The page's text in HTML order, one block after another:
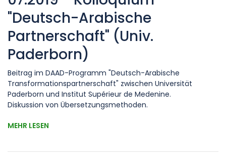
"Deutsch-Arabische
Partnerschaft" (Univ.
Paderborn)
Beitrag im DAAD-Programm "Deutsch-Arabische
Transformationspartnerschaft" zwischen Universität
Paderborn und Institut Supérieur de Medenine.
Diskussion von Übersetzungsmethoden.
MEHR LESEN